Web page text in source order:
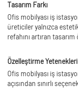
Tasarım Farkı
Ofis mobilyası iş
üreticiler yalnızca
refahını artıran
Özelleştirme Yetenekleri
Ofis mobilyası iş
açısından sınırlı